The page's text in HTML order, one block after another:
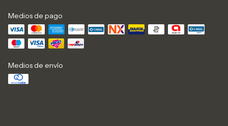
Medios de pago
Medios de envío